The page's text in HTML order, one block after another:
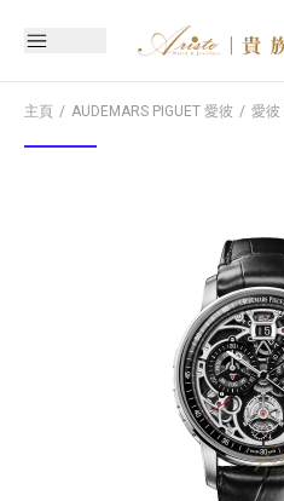
主頁 AUDEMARS PIGUET 愛彼 愛彼